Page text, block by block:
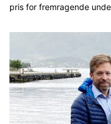
pris for fremragende